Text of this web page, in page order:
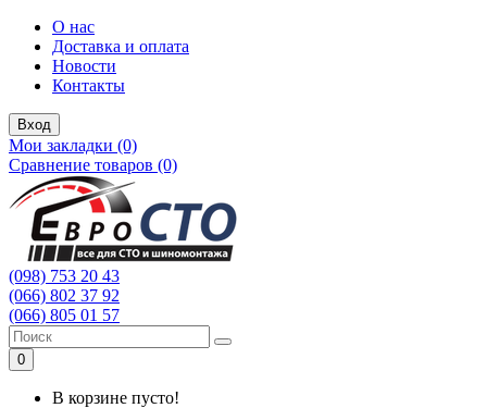
О нас
Доставка и оплата
Новости
Контакты
Вход
Мои закладки (0)
Сравнение товаров (0)
(098) 753 20 43
(066) 802 37 92
(066) 805 01 57
0
В корзине пусто!